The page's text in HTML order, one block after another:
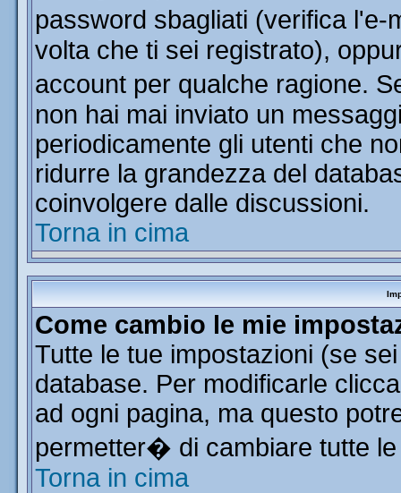
password sbagliati (verifica
volta che ti sei registrato),
account per qualche ragione.
non hai mai inviato un
periodicamente gli utenti che
ridurre la grandezza del
coinvolgere dalle discussioni.
Torna in cima
Come cambio le mie
Tutte le tue impostazioni (se
database. Per modificarle
ad ogni pagina, ma questo
permetter� di cambiare tutte
Torna in cima